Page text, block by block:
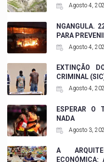
Agosto 4,
NGANGULA.
PARA
Agosto 4,
EXTINÇÃO
CRIMINAL
Agosto 4,
ESPERAR O
NADA
Agosto 3,
A